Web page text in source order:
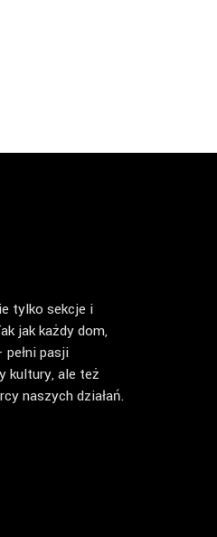
tylko sekcje i
jak każdy dom,
pasji
kultury, ale też
naszych działań.